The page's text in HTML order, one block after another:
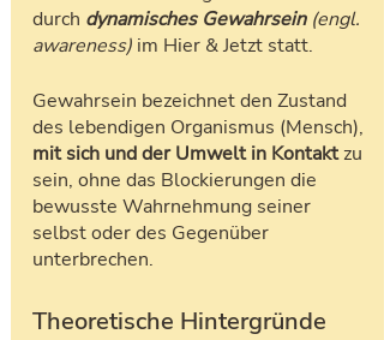
durch dynamisches Gewahrsein (engl.
awareness) im Hier & Jetzt statt.
Gewahrsein bezeichnet den Zustand
des lebendigen Organismus (Mensch),
mit sich und der Umwelt in Kontakt zu
sein, ohne das Blockierungen die
bewusste Wahrnehmung seiner
selbst oder des Gegenüber
unterbrechen.
Theoretische Hintergründe